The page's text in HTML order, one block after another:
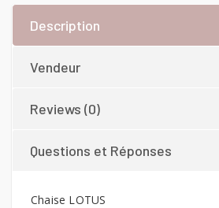
Description
Vendeur
Reviews (0)
Questions et Réponses
Chaise LOTUS